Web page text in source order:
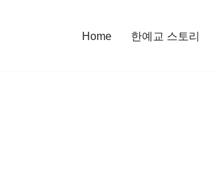
Home 한예교 스토리